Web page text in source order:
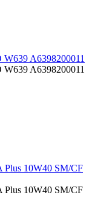
A6398200011
A6398200011
Plus 10W40 SM/CF
Plus 10W40 SM/CF